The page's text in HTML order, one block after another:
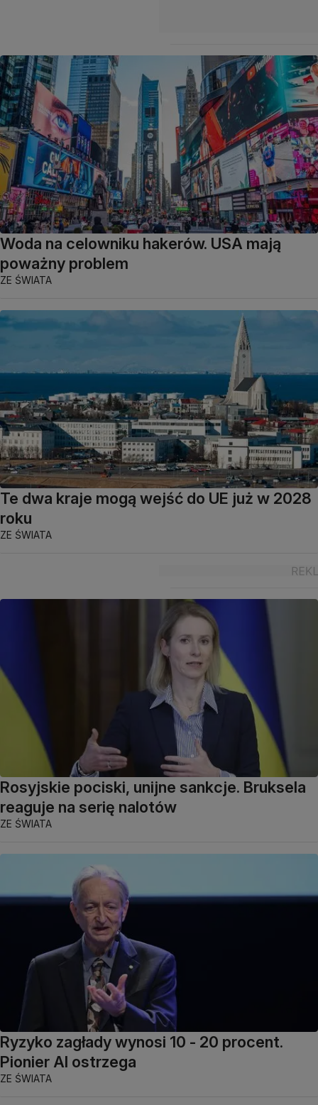
Woda na celowniku hakerów. USA mają
poważny problem
ZE ŚWIATA
Te dwa kraje mogą wejść do UE już w 2028
roku
ZE ŚWIATA
Rosyjskie pociski, unijne sankcje. Bruksela
reaguje na serię nalotów
ZE ŚWIATA
Ryzyko zagłady wynosi 10 - 20 procent.
Pionier AI ostrzega
ZE ŚWIATA